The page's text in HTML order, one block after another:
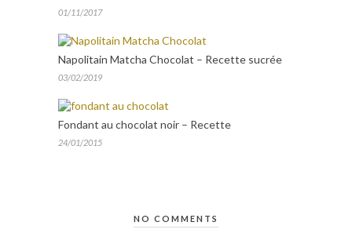
01/11/2017
Napolitain Matcha Chocolat – Recette sucrée
03/02/2019
Fondant au chocolat noir – Recette
24/01/2015
NO COMMENTS